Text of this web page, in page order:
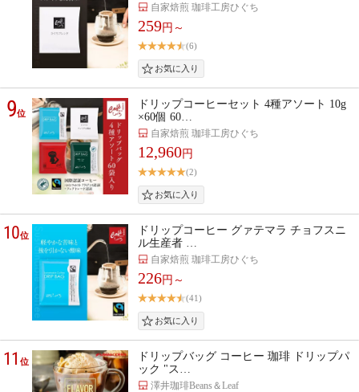
自家焙煎 珈琲工房ひぐち
259円～
(6)
9位
ドリップコーヒーセット 4種アソート 10g
×60個 60…
自家焙煎 珈琲工房ひぐち
12,960円
(2)
10位
ドリップコーヒー グァテマラ チョフスニ
ル生産者 …
自家焙煎 珈琲工房ひぐち
226円～
(41)
11位
ドリップバッグ コーヒー 珈琲 ドリップパ
ック "ス…
澤井珈琲Beans＆Leaf